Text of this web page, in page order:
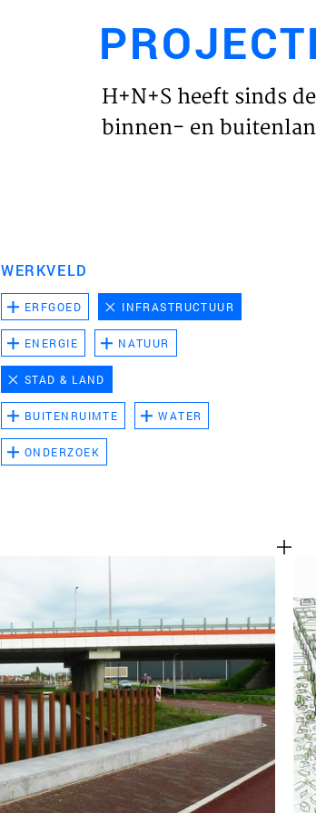
H+N+S heeft sinds
binnen- en
WERKVELD
ERFGOED INFRASTRUCTUUR
ENERGIE NATUUR
STAD & LAND
BUITENRUIMTE WATER
ONDERZOEK